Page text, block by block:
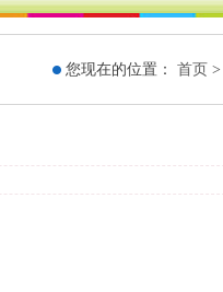
您现在的位置： 首页 >